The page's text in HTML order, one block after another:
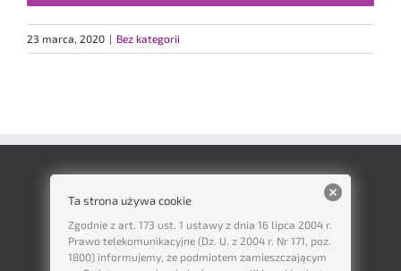
23 marca, 2020 | Bez kategorii
Ta strona używa cookie
Zgodnie z art. 173 ust. 1 ustawy z dnia 16 lipca 2004 r.
Prawo telekomunikacyjne (Dz. U. z 2004 r. Nr 171, poz.
1800) informujemy, że podmiotem zamieszczającym